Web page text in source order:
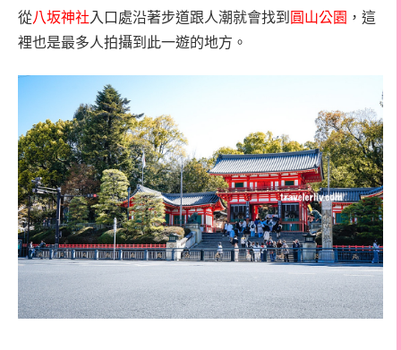
從八坂神社 入口處沿著步道跟人潮就會找到 圓山公園 ，這
裡也是最多人拍攝到此一遊的地方。